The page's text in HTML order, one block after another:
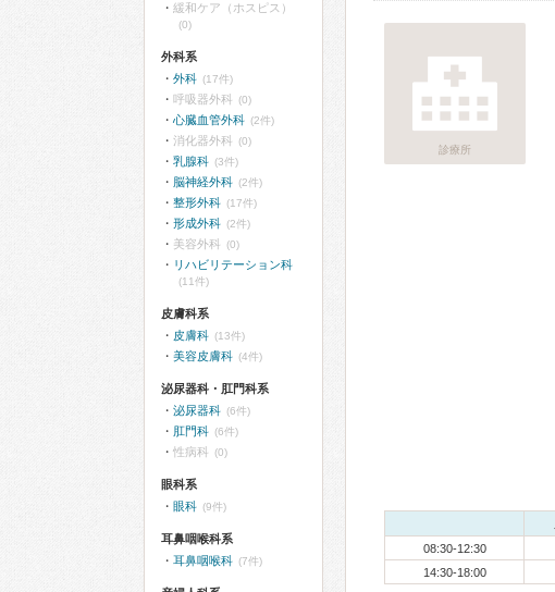
診療所
08:30-12:30
14:30-18:00
緩和ケア（ホスピス）
(0)
外科系
外科 (17件)
呼吸器外科 (0)
心臓血管外科 (2件)
消化器外科 (0)
乳腺科 (3件)
脳神経外科 (2件)
整形外科 (17件)
形成外科 (2件)
美容外科 (0)
リハビリテーション科
(11件)
皮膚科系
皮膚科 (13件)
美容皮膚科 (4件)
泌尿器科・肛門科系
泌尿器科 (6件)
肛門科 (6件)
性病科 (0)
眼科系
眼科 (9件)
耳鼻咽喉科系
耳鼻咽喉科 (7件)